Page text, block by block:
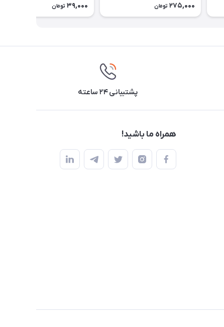
275,000 تومان 39,000 تومان
پشتیبانی ۲۴ ساعته
همراه ما باشید!